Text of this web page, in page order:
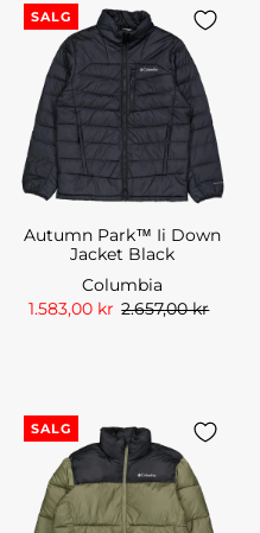
SALG
Autumn Park™ Ii Down
Jacket Black
Columbia
1.583,00 kr 2.657,00 kr
SALG